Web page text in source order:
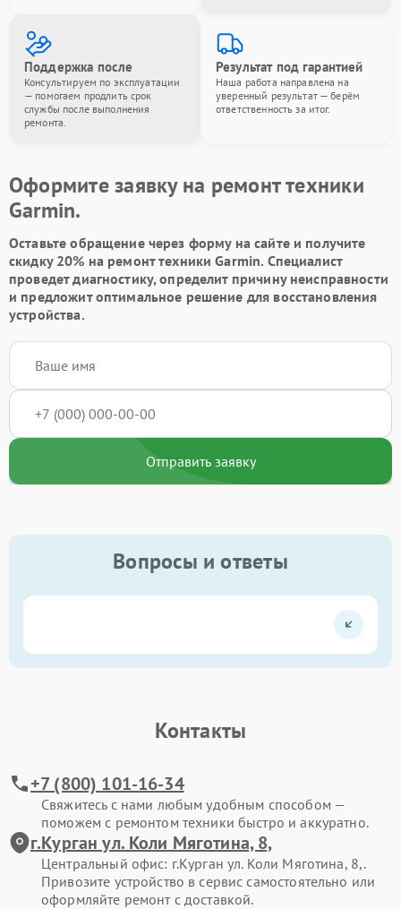
Поддержка после
Консультируем по эксплуатации
— помогаем продлить срок
службы после выполнения
ремонта.
Результат под гарантией
Наша работа направлена на
уверенный результат — берём
ответственность за итог.
Оформите заявку на ремонт техники
Garmin.
Оставьте обращение через форму на сайте и получите
скидку 20% на ремонт техники Garmin. Специалист
проведет диагностику, определит причину неисправности
и предложит оптимальное решение для восстановления
устройства.
Отправить заявку
Вопросы и ответы
Контакты
+7 (800) 101-16-34
Свяжитесь с нами любым удобным способом —
поможем с ремонтом техники быстро и аккуратно.
г.Курган ул. Коли Мяготина, 8,
Центральный офис: г.Курган ул. Коли Мяготина, 8,.
Привозите устройство в сервис самостоятельно или
оформляйте ремонт с доставкой.